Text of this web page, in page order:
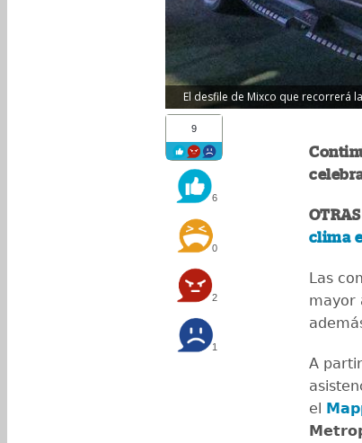
El desfile de Mixco que recorrerá
9
6
0
2
1
clima
Las
mayor
A
el